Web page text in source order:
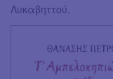
Λυκαβηττού.